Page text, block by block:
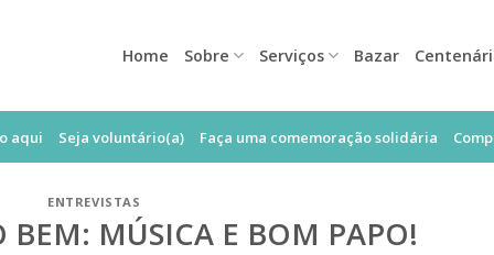
Home Sobre Serviços Bazar
aqui Seja voluntário(a) Faça uma comemoração solidária
ENTREVISTAS
BEM: MÚSICA E BOM PAPO!